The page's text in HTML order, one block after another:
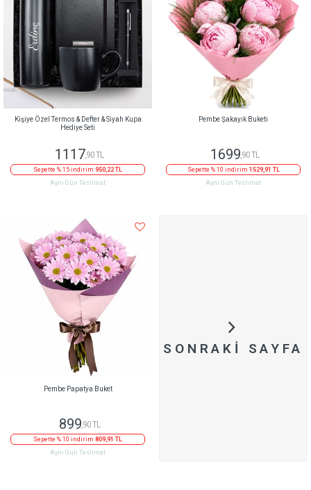
Kişiye Özel Termos & Defter & Siyah Kupa
Hediye Seti
1117,90 TL
Sepette % 15 indirim 950,22 TL
Aynı Gün Teslimat
Pembe Şakayık Buketi
1699,90 TL
Sepette % 10 indirim 1529,91 TL
Aynı Gün Teslimat
Pembe Papatya Buket
899,90 TL
Sepette % 10 indirim 809,91 TL
Aynı Gün Teslimat
SONRAKI SAYFA